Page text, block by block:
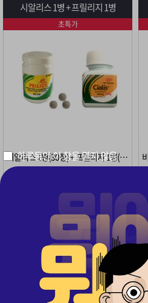
하루동안 이 창을 열지 않음
시알리스 1병 + 프릴리지 1병
시알리스 1병(30정) + 프릴리지 1병(10정)
322,000
149,000원
초특가
시알리스 1병 + 레비트라 1병